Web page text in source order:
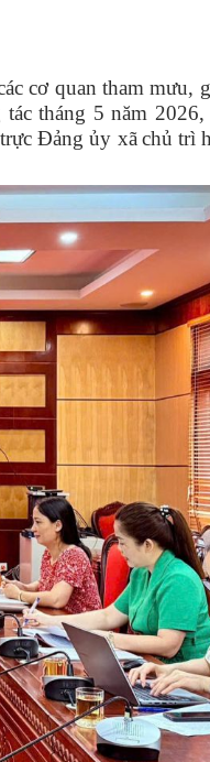
cơ quan tham mưu,
tháng 5 năm
Đảng ủy xã chủ trì